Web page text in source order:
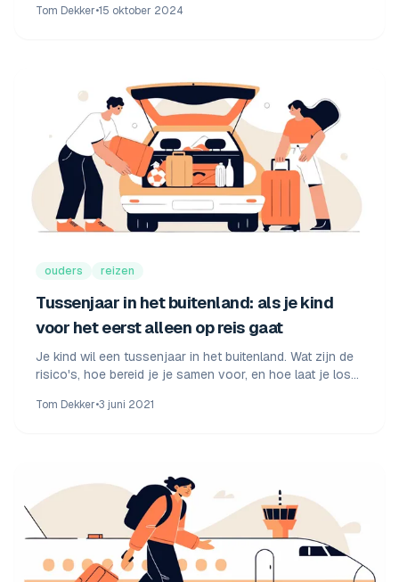
studie echt bij je past.
Tom Dekker•15 oktober 2024
ouders reizen
Tussenjaar in het buitenland: als je kind
voor het eerst alleen op reis gaat
Je kind wil een tussenjaar in het buitenland. Wat zijn de
risico's, hoe bereid je je samen voor, en hoe laat je los
ouders.
Tom Dekker•3 juni 2021